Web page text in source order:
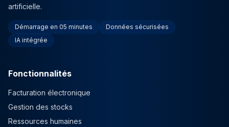
artificielle.
Démarrage en 05 minutes
Données sécurisées
IA intégrée
Fonctionnalités
Facturation électronique
Gestion des stocks
Ressources humaines